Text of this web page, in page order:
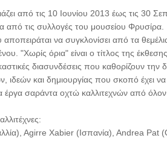
από τις 10 Ιουνίου 2013 έως τις 30
από τις συλλογές του μουσείου Φρυσίρα.
να συγκλονίσει από τα
"Χωρίς όρια" είναι ο τίτλος της
διασυνδέσεις που καθορίζουν
και δημιουργίας που σκοπό έχει
σαράντα οχτώ καλλιτεχνών από
Agirre Xabier (Ισπανία), Andrea Pat